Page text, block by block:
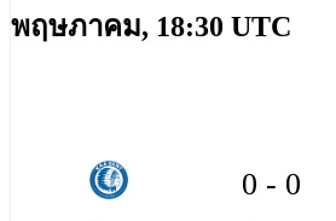
พฤษภาคม, 18:30 UTC
0 - 0